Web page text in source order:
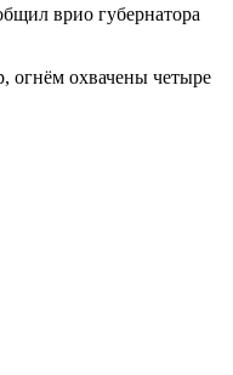
врио губернатора
огнём охвачены четыре